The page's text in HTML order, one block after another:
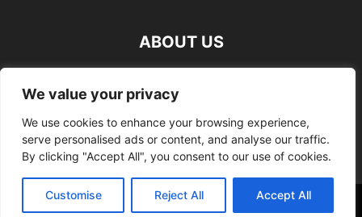
We value your privacy
We use cookies to enhance your browsing experience,
serve personalised ads or content, and analyse our traffic.
By clicking "Accept All", you consent to our use of cookies.
Customise Reject All Accept All
ABOUT US
FOLLOW US